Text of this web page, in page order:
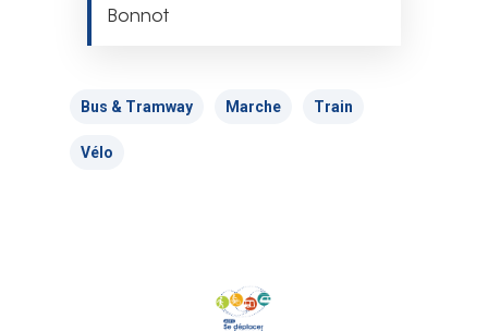
Bonnot
Bus & Tramway Marche Train
Vélo